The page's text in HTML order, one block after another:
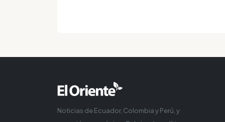
Noticias de Ecuador, Colombia y Perú, y